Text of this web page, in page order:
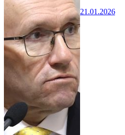
21.01.2026